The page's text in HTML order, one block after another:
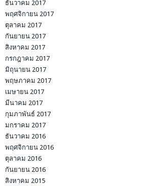
ตุลาคม 2016
กันยายน 2016
สิงหาคม 2015
กรกฎาคม 2015
มิถุนายน 2015
พฤษภาคม 2015
หมวดหมู่
AEC
Exclusive
headline
mekong focus
การศึกษา-เกษตรกร
กีฬา
คุณภาพชีวิต-สิ่งแวดล้อม